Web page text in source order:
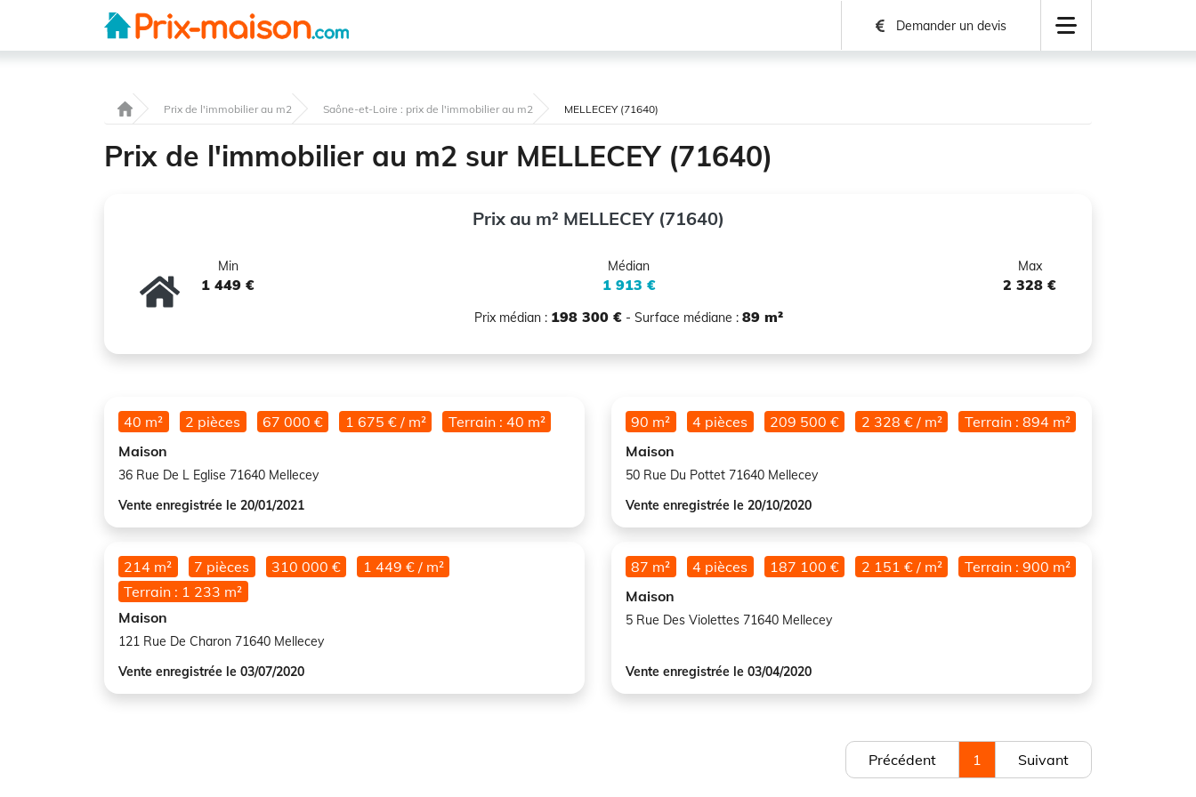
Demander un devis
Prix de l'immobilier au m2 Saône-et-Loire : prix de l'immobilier au m2 MELLECEY (71640)
Prix de l'immobilier au m2 sur MELLECEY (71640)
Prix au m² MELLECEY (71640)
Min
1 449 €
Médian
1 913 €
Max
2 328 €
Prix médian : 198 300 € - Surface médiane : 89 m²
40 m² 2 pièces 67 000 € 1 675 € / m²
Terrain : 40 m²
Maison
36 Rue De L Eglise 71640 Mellecey
Vente enregistrée le 20/01/2021
90 m² 4 pièces 209 500 € 2 328 € / m²
Terrain : 894 m²
Maison
50 Rue Du Pottet 71640 Mellecey
Vente enregistrée le 20/10/2020
214 m² 7 pièces 310 000 €
1 449 € / m²
Terrain : 1 233 m²
Maison
121 Rue De Charon 71640 Mellecey
Vente enregistrée le 03/07/2020
87 m² 4 pièces 187 100 € 2 151 € / m²
Terrain : 900 m²
Maison
5 Rue Des Violettes 71640 Mellecey
Vente enregistrée le 03/04/2020
Précédent 1 Suivant